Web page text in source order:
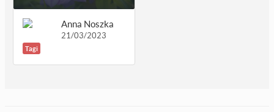
Anna Noszka
21/03/2023
Tagi